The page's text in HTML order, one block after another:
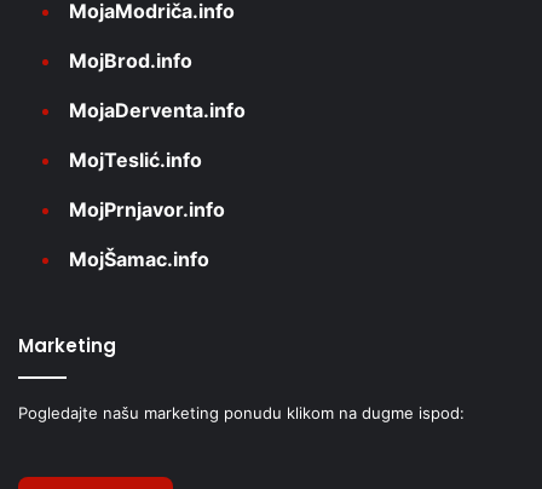
MojaModriča.info
MojBrod.info
MojaDerventa.info
MojTeslić.info
MojPrnjavor.info
MojŠamac.info
Marketing
Pogledajte našu marketing ponudu klikom na dugme ispod: